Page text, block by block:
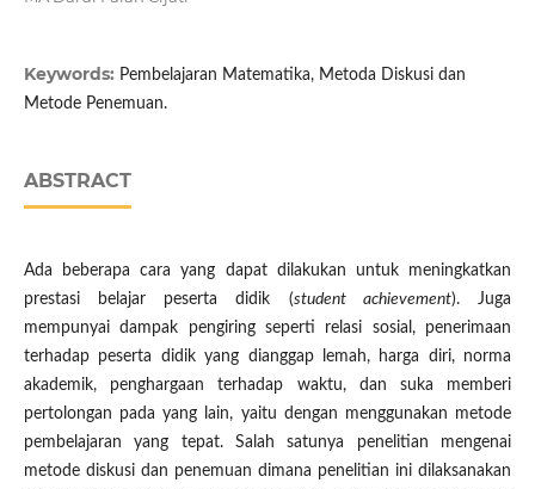
Keywords: Pembelajaran Matematika, Metoda Diskusi dan
Metode Penemuan.
ABSTRACT
Ada beberapa cara yang dapat dilakukan untuk meningkatkan
prestasi belajar peserta didik (student achievement). Juga
mempunyai dampak pengiring seperti relasi sosial, penerimaan
terhadap peserta didik yang dianggap lemah, harga diri, norma
akademik, penghargaan terhadap waktu, dan suka memberi
pertolongan pada yang lain, yaitu dengan menggunakan metode
pembelajaran yang tepat. Salah satunya penelitian mengenai
metode diskusi dan penemuan dimana penelitian ini dilaksanakan